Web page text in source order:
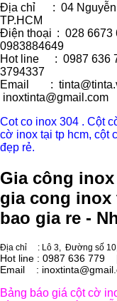
Địa chỉ
: 04
TP.HCM
Điện thoại : 028
0983884649
Hot line
: 0987
3794337
Email
:
inoxtinta@gmail.com
Cot co inox 304 . Cột
cờ inox tại tp hcm, cột
đẹp rẻ.
Gia công
gia cong inox
bao gia re -
Địa chỉ : Lô 3, Đường số
Hot line : 0987 636
Email :
Bảng báo giá cột cờ